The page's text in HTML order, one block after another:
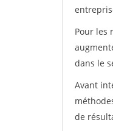
Pour les
dans le
Avant
de